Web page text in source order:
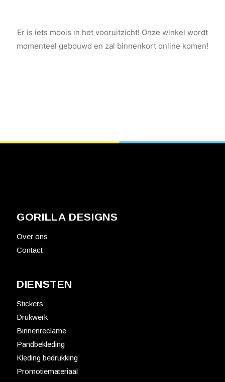
Er is iets moois in het vooruitzicht! Onze winkel wordt
momenteel gebouwd en zal binnenkort online komen!
GORILLA DESIGNS
Over ons
Contact
DIENSTEN
Stickers
Drukwerk
Binnenreclame
Pandbekleding
Kleding bedrukking
Promotiemateriaal